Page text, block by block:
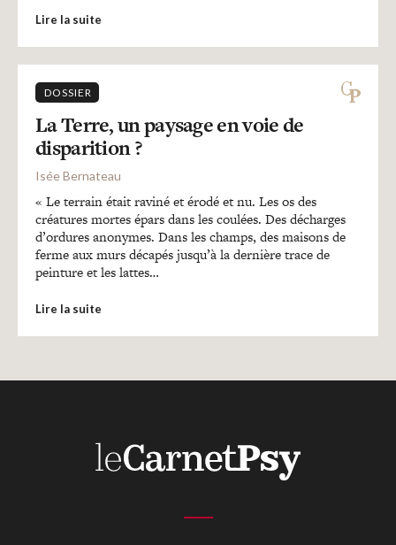
Lire la suite
DOSSIER
La Terre, un paysage en voie de
disparition ?
Isée Bernateau
« Le terrain était raviné et érodé et nu. Les os des
créatures mortes épars dans les coulées. Des décharges
d’ordures anonymes. Dans les champs, des maisons de
ferme aux murs décapés jusqu’à la dernière trace de
peinture et les lattes…
Lire la suite